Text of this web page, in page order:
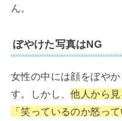
ん。
ぼやけた写真はNG
女性の中には顔をぼや
す。しかし、他人から見
「笑っているのか怒っ